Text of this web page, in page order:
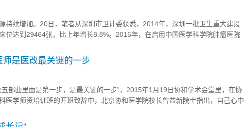
续增加。20日，笔者从深圳市卫计委获悉，2014年，深圳一批卫生重大建设
位达到29464张，比上年增长8.8%。2015年，在启用中国医学科学院肿瘤医院
人才“软件”的建设力度，计划招聘600名全科医师规范化培训学...
是医改最关键的一步
曲里面是第一步，是最关键的一步”，2015年1月19日协和学术会堂里，在协
医学师资培训班的开班致辞中，北京协和医学院校长曾益新院士指出，自己心中
地位、同行...